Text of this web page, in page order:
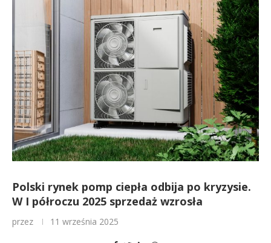
Polski rynek pomp ciepła odbija po kryzysie.
W I półroczu 2025 sprzedaż wzrosła
przez 11 września 2025